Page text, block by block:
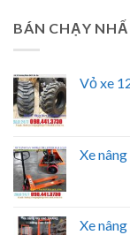
BÁN CHẠY
Vỏ xe
Xe
Xe